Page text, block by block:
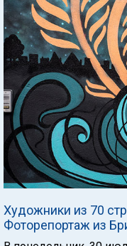
Художники из 70
Фоторепортаж из